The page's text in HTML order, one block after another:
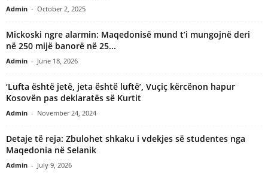
Admin - October 2, 2025
Mickoski ngre alarmin: Maqedonisë mund t’i mungojnë deri
në 250 mijë banorë në 25...
Admin - June 18, 2026
‘Lufta është jetë, jeta është luftë’, Vuçiç kërcënon hapur
Kosovën pas deklaratës së Kurtit
Admin - November 24, 2024
Detaje të reja: Zbulohet shkaku i vdekjes së studentes nga
Maqedonia në Selanik
Admin - July 9, 2026